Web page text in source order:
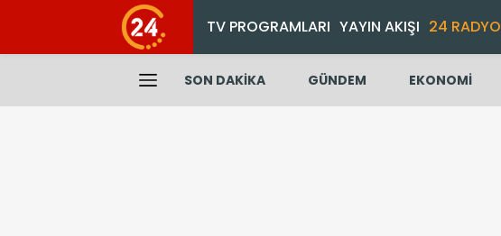
TV PROGRAMLARI YAYIN AKIŞI 24 RADYO
SON DAKİKA GÜNDEM EKONOMİ